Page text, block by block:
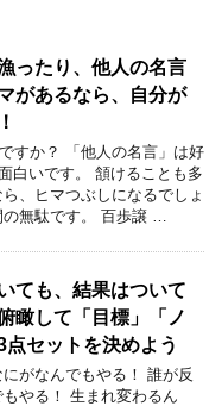
ったり、他人の名言
があるなら、自分が
すか？ 「他人の名言」は好
白いです。 頷けることも多
、ヒマつぶしになるでしょ
無駄です。 百歩譲 …
ても、結果はついて
瞰して「目標」「ノ
セットを決めよう
がなんでもやる！ 誰が反
やる！ 生まれ変わるん